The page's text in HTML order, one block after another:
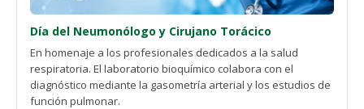
Día del Neumonólogo y Cirujano Torácico
En homenaje a los profesionales dedicados a la salud
respiratoria. El laboratorio bioquímico colabora con el
diagnóstico mediante la gasometría arterial y los estudios de
función pulmonar.